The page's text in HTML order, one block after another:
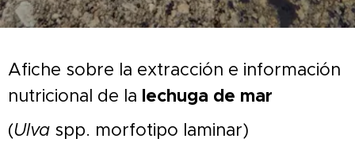
Afiche sobre la extracción e información
nutricional de la lechuga de mar
(Ulva spp. morfotipo laminar)